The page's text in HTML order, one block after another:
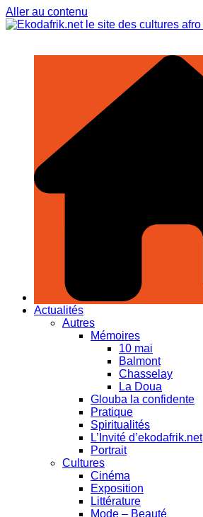
Aller au contenu
Actualités
Autres
Mémoires
10 mai
Balmont
Chasselay
La Doua
Glouba la confidente
Pratique
Spiritualités
L’Invité d’ekodafrik.net
Portrait
Cultures
Cinéma
Exposition
Littérature
Mode – Beauté